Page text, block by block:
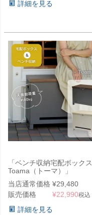
詳細を見る
「ベンチ収納宅配ボックス
Toama（トーマ）」
当店通常価格 ¥29,480
販売価格
¥22,990税込
詳細を見る